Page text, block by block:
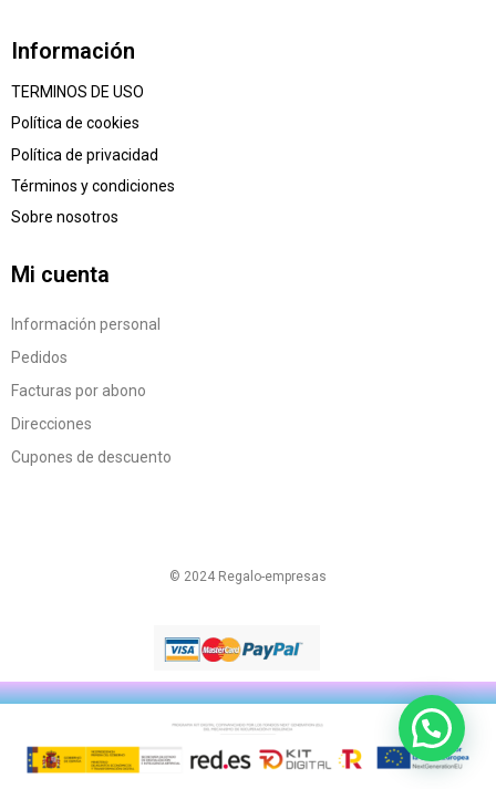
Información
TERMINOS DE USO
Política de cookies
Política de privacidad
Términos y condiciones
Sobre nosotros
Mi cuenta
Información personal
Pedidos
Facturas por abono
Direcciones
Cupones de descuento
© 2024 Regalo-empresas